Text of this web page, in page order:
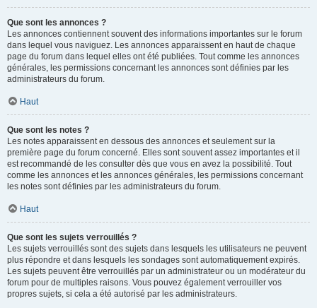
Que sont les annonces ?
Les annonces contiennent souvent des informations importantes sur le forum
dans lequel vous naviguez. Les annonces apparaissent en haut de chaque
page du forum dans lequel elles ont été publiées. Tout comme les annonces
générales, les permissions concernant les annonces sont définies par les
administrateurs du forum.
Haut
Que sont les notes ?
Les notes apparaissent en dessous des annonces et seulement sur la
première page du forum concerné. Elles sont souvent assez importantes et il
est recommandé de les consulter dès que vous en avez la possibilité. Tout
comme les annonces et les annonces générales, les permissions concernant
les notes sont définies par les administrateurs du forum.
Haut
Que sont les sujets verrouillés ?
Les sujets verrouillés sont des sujets dans lesquels les utilisateurs ne peuvent
plus répondre et dans lesquels les sondages sont automatiquement expirés.
Les sujets peuvent être verrouillés par un administrateur ou un modérateur du
forum pour de multiples raisons. Vous pouvez également verrouiller vos
propres sujets, si cela a été autorisé par les administrateurs.